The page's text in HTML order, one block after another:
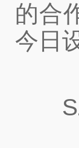
的合
今日